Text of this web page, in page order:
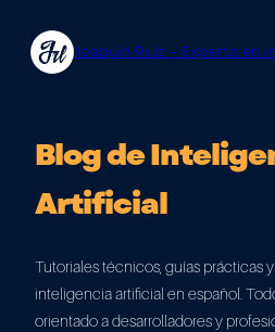
contenido
Joaquín Ruiz — Experto en
Blog de
Artificial
Tutoriales técnicos, guías prácticas
inteligencia artificial en español.
orientado a desarrolladores y